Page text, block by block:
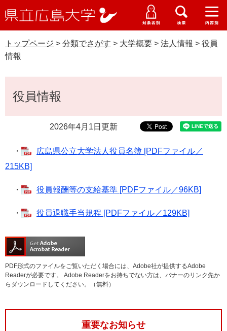
ー
ジ
先
ニ
ュ
を
ニ
ュ
ー
ニ
ュ
ー
ニ
ー
立
大
学
受験生の皆さま
卒業生の皆さま
地域・企業の皆さま
研究者の皆さま
受験生特設サイト
WEB版大学案内
English
中文簡体 中文繁体 한국어 日本語
e
カ
ス
タ
ム
検
すべて ページ
大学概要
学生生活・就職支援
研究・地域連携・国際交流
入試情報
トップページ > 分類でさがす > 大学概要 > 法人情報 > 役員
情報
文役員情報
2026年4月1日更新
・
広島県公立大学法人役員名簿 [PDFファイル／
215KB]
・ 役員報酬等の支給基準 [PDFファイル／96KB]
・ 役員退職手当規程 [PDFファイル／129KB]
PDF形式のファイルをご覧いただく場合には、Adobe社が提供するAdobe
Readerが必要です。
Adobe Readerをお持ちでない方は、バナーのリンク先か
らダウンロードしてください。（無料）
重要なお知らせ